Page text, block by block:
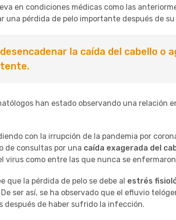
en condiciones médicas como las
una pérdida de pelo importante después de
la caída del cabello o
han estado observando una relación
con la irrupción de la pandemia por
de consultas por una caída exagerada del
virus como entre las que nunca se
que la pérdida de pelo se debe al estrés
ser así, se ha observado que el efluvio
después de haber sufrido la infección.